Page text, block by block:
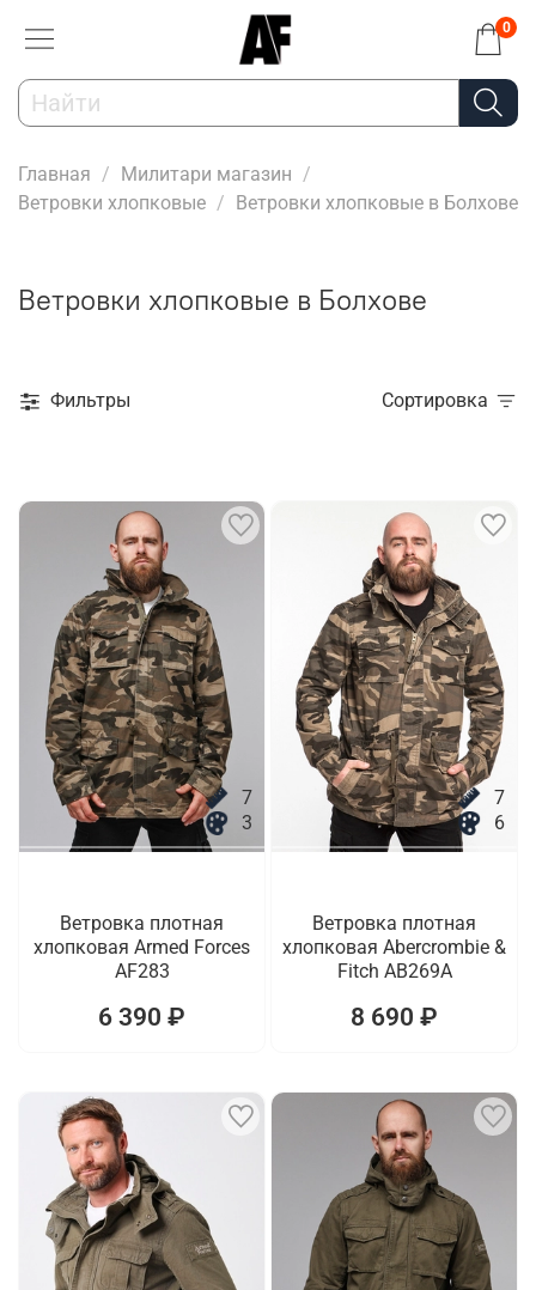
0
Главная
Милитари магазин
Ветровки хлопковые
Ветровки хлопковые в Болхове
Ветровки хлопковые в Болхове
Фильтры Сортировка
7
3
Ветровка плотная
хлопковая Armed Forces
AF283
6 390 ₽
7
6
Ветровка плотная
хлопковая Abercrombie &
Fitch AB269A
8 690 ₽